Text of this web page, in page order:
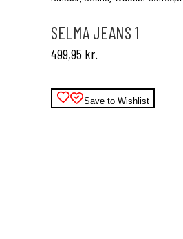
varianter.
Mulighederne
kan
varesiden
SELMA JEANS 1
499,95 kr.
Save to Wishlist